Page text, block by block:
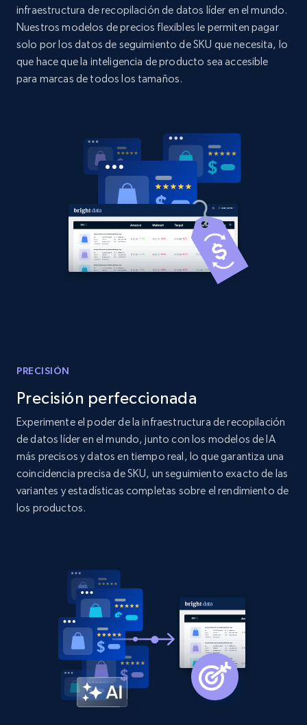
Amazon products global dataset -
Collecting products by keyword search
Title, Seller name, Brand, Description, Initial
price, Currency, Availability, Reviews count, and
Amazon products global dataset - Collects
products by best sellers category URL
Title, Seller name, Brand, Description, Initial
price, Currency, Availability, Reviews count, and
Amazon products global dataset - Collect
Title, Seller name, Brand, Description, Initial
price, Currency, Availability, Reviews count, and
more.
2.1K+ 375+ Comenzar ahora
Title, Seller name, Brand, Description, Initial
price, Currency, Availability, Reviews count, and
2.1K+ 375+ Comenzar ahora
infraestructura de recopilación de datos líder en el mundo.
Nuestros modelos de precios flexibles le permiten pagar
solo por los datos de seguimiento de SKU que necesita, lo
que hace que la inteligencia de producto sea accesible
para marcas de todos los tamaños.
PRECISIÓN
Precisión perfeccionada
Experimente el poder de la infraestructura de recopilación
de datos líder en el mundo, junto con los modelos de IA
más precisos y datos en tiempo real, lo que garantiza una
coincidencia precisa de SKU, un seguimiento exacto de las
variantes y estadísticas completas sobre el rendimiento de
los productos.